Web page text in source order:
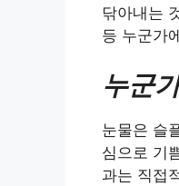
닦아내는
등 누군가
누군
눈물은 슬
심으로 기
과는 직접